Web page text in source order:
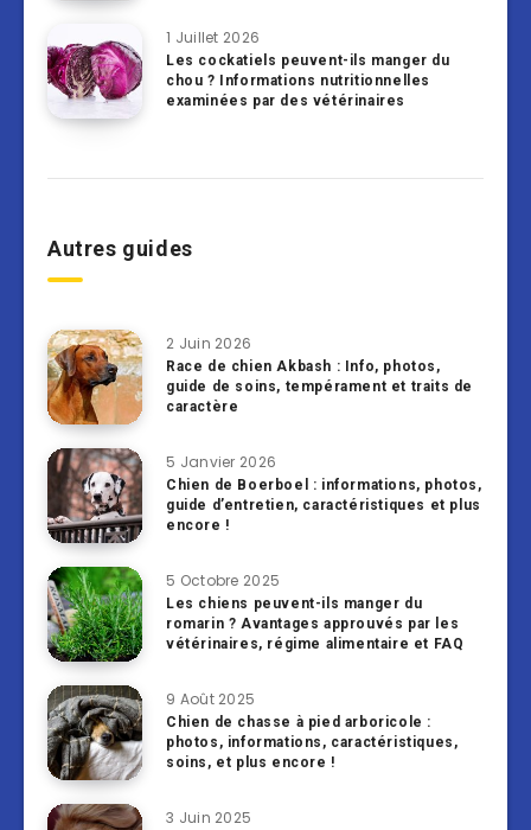
1 Juillet 2026
Les cockatiels peuvent-ils manger du
chou ? Informations nutritionnelles
examinées par des vétérinaires
Autres guides
2 Juin 2026
Race de chien Akbash : Info, photos,
guide de soins, tempérament et traits de
caractère
5 Janvier 2026
Chien de Boerboel : informations, photos,
guide d’entretien, caractéristiques et plus
encore !
5 Octobre 2025
Les chiens peuvent-ils manger du
romarin ? Avantages approuvés par les
vétérinaires, régime alimentaire et FAQ
9 Août 2025
Chien de chasse à pied arboricole :
photos, informations, caractéristiques,
soins, et plus encore !
3 Juin 2025